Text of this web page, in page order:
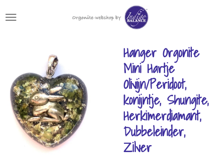
direct
hoofdinhoud
Hanger Orgonite
Mini Hartje
Olivijn/Peridoot,
konijntje, Shungite,
Herkimerdiamant,
Dubbeleinder,
Zilver